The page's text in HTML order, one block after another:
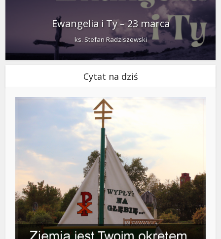
Ewangelia i Ty – 23 marca
ks. Stefan Radziszewski
Cytat na dziś